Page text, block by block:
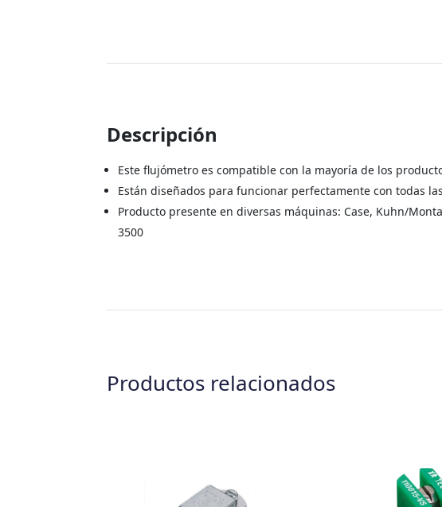
Descripción
Este flujómetro es compatible con la mayoría de los
Están diseñados para funcionar perfectamente con todas
Producto presente en diversas máquinas: Case, Kuhn/
3500
Productos relacionados